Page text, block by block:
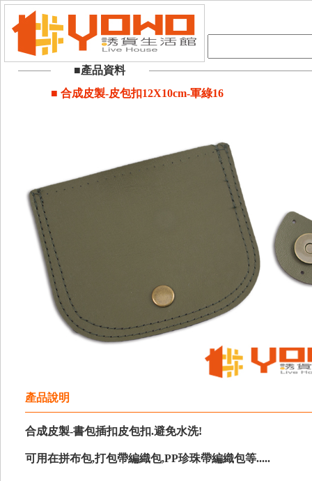
■產品資料
■ 合成皮製-皮包扣12X10cm-軍綠16
產品說明
合成皮製-書包插扣皮包扣.避免水洗!
可用在拼布包,打包帶編織包,PP珍珠帶編織包等.....